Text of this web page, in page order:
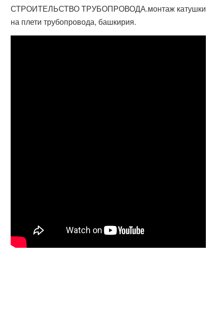
СТРОИТЕЛЬСТВО ТРУБОПРОВОДА.монтаж катушки
на плети трубопровода, башкирия.